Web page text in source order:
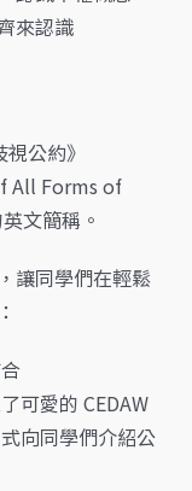
來認識
公約》
All Forms of
文簡稱。
讓同學們在輕鬆
可愛的 CEDAW
向同學們介紹公